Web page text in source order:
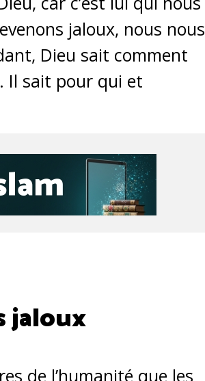
jaloux, nous nous
Dieu sait comment
Il sait pour qui et
jaloux
de l’humanité que les